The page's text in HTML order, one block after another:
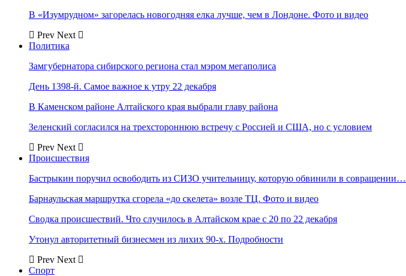
В «Изумрудном» загорелась новогодняя елка лучше, чем в Лондоне. Фото и видео
Prev Next
Политика
Замгубернатора сибирского региона стал мэром мегаполиса
День 1398-й. Самое важное к утру 22 декабря
В Каменском районе Алтайского края выбрали главу района
Зеленский согласился на трехстороннюю встречу с Россией и США, но с условием
Prev Next
Происшествия
Бастрыкин поручил освободить из СИЗО учительницу, которую обвинили в совращении…
Барнаульская маршрутка сгорела «до скелета» возле ТЦ. Фото и видео
Сводка происшествий. Что случилось в Алтайском крае с 20 по 22 декабря
Утонул авторитетный бизнесмен из лихих 90-х. Подробности
Prev Next
Спорт